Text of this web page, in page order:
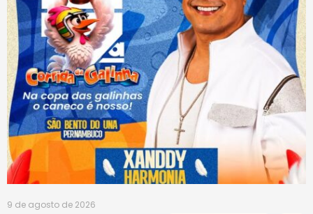
9 de agosto de 2026